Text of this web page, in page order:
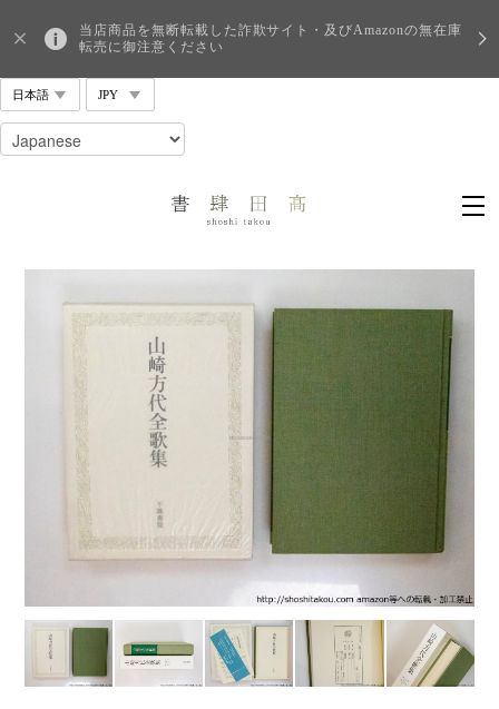
当店商品を無断転載した詐欺サイト・及びAmazonの無在庫
転売に御注意ください